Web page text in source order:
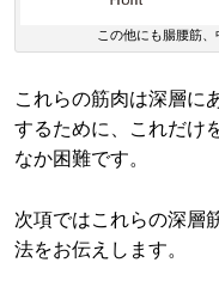
この他にも腸腰筋
これらの筋肉は深層に
するために、これだけ
なか困難です。
次項ではこれらの深層
法をお伝えします。